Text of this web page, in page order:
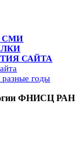
СМИ
САЙТА
разные годы
ФНИСЦ РАН